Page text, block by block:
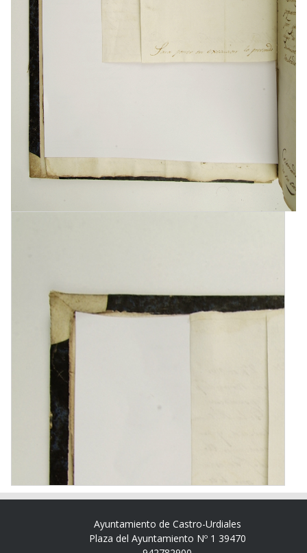
Ayuntamiento de Castro-Urdiales
Plaza del Ayuntamiento Nº 1 39470